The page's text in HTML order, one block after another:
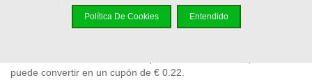
Puedes consultar la política de privacidadaquí
puede convertir en un cupón de € 0.22
Política De Cookies Entendido